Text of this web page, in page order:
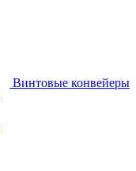
Винтовые конвейеры